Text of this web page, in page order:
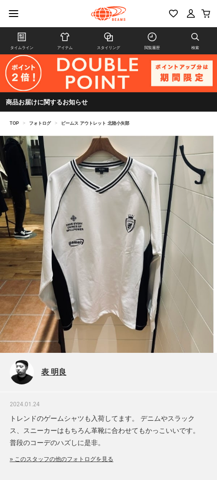
タイムライン アイテム スタイリング 閲覧履歴 検索
商品お届けに関するお知らせ
TOP > フォトログ > ビームス アウトレット 北陸小矢部
表 明良
2024.01.24
トレンドのゲームシャツも入荷してます。 デニムやスラック
ス、スニーカーはもちろん革靴に合わせてもかっこいいです。
普段のコーデのハズしに是非。
» このスタッフの他のフォトログを見る